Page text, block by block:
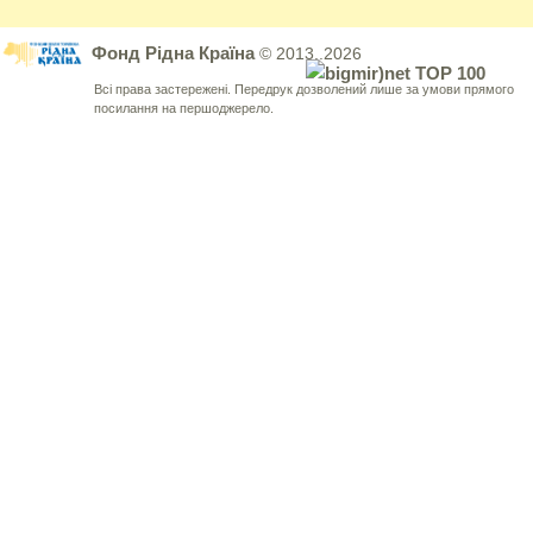
Фонд Рідна Країна© 2013..2026
Всі права застережені. Передрук дозволений лише за умови прямого
посилання на першоджерело.